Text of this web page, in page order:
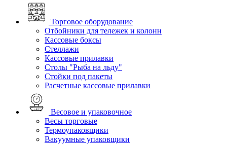
Торговое оборудование
Отбойники для тележек и колонн
Кассовые боксы
Стеллажи
Кассовые прилавки
Столы "Рыба на льду"
Стойки под пакеты
Расчетные кассовые прилавки
Весовое и упаковочное
Весы торговые
Термоупаковщики
Вакуумные упаковщики